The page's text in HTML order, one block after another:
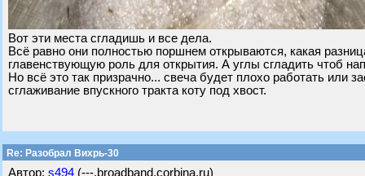
Вот эти места сгладишь и все дела.
Всё равно они полностью поршнем открываются, какая
главенствующую роль для открытия. А углы сгладить чтоб
Но всё это так призрачно... свеча будет плохо работать или
сглаживание впускного тракта коту под хвост.
Re: Разобрал Вихрь-30
Автор: s494 (---.broadband.corbina.ru)